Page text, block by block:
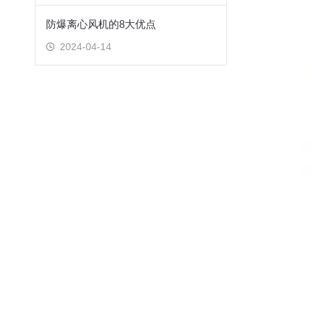
防爆离心风机的8大优点
2024-04-14